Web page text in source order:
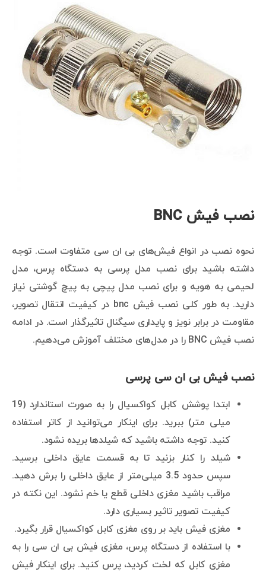
نصب فیش BNC
نحوه نصب در انواع فیش‌های بی ان سی متفاوت است. توجه
داشته باشید برای نصب مدل پرسی به دستگاه پرس، مدل
لحیمی به هویه و برای نصب مدل پیچی به پیچ گوشتی نیاز
دارید. به طور کلی نصب فیش bnc در کیفیت انتقال تصویر،
مقاومت در برابر نویز و پایداری سیگنال تاثیرگذار است. در ادامه
نصب فیش BNC را در مدل‌های مختلف آموزش می‌دهیم.
نصب فیش بی ان سی پرسی
ابتدا پوشش کابل کواکسیال را به صورت استاندارد (19
میلی متر) ببرید. برای اینکار می‌توانید از کاتر استفاده
کنید. توجه داشته باشید که شیلدها بریده نشود.
شیلد را کنار بزنید تا به قسمت عایق داخلی برسید.
سپس حدود 3.5 میلی‌متر از عایق داخلی را برش دهید.
مراقب باشید مغزی داخلی قطع یا خم نشود. این نکته در
کیفیت تصویر تاثیر بسیاری دارد.
مغزی فیش باید بر روی مغزی کابل کواکسیال قرار بگیرد.
با استفاده از دستگاه پرس، مغزی فیش بی ان سی را به
مغزی کابل که لخت کردید، پرس کنید. برای اینکار فیش